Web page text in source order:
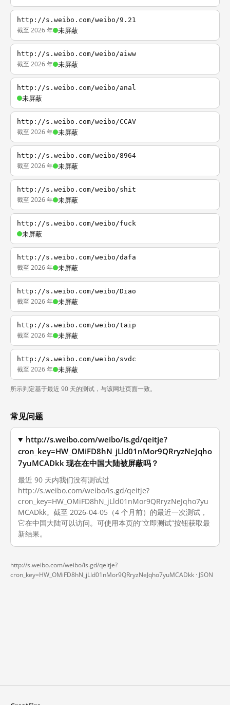
http://s.weibo.com/weibo/9.21
截至 2026 年 未屏蔽
http://s.weibo.com/weibo/aiww
截至 2026 年 未屏蔽
http://s.weibo.com/weibo/anal
未屏蔽
http://s.weibo.com/weibo/CCAV
截至 2026 年 未屏蔽
http://s.weibo.com/weibo/8964
截至 2026 年 未屏蔽
http://s.weibo.com/weibo/shit
截至 2026 年 未屏蔽
http://s.weibo.com/weibo/fuck
未屏蔽
http://s.weibo.com/weibo/dafa
截至 2026 年 未屏蔽
http://s.weibo.com/weibo/Diao
截至 2026 年 未屏蔽
http://s.weibo.com/weibo/taip
截至 2026 年 未屏蔽
http://s.weibo.com/weibo/svdc
截至 2026 年 未屏蔽
所示判定基于最近 90 天的测试，与该网址页面一致。
常见问题
http://s.weibo.com/weibo/is.gd/qeitje?
cron_key=HW_OMiFD8hN_jLld01nMor9QRryzNeJqho
7yuMCADkk 现在在中国大陆被屏蔽吗？
最近 90 天内我们没有测试过
http://s.weibo.com/weibo/is.gd/qeitje?
cron_key=HW_OMiFD8hN_jLld01nMor9QRryzNeJqho7yu
MCADkk。截至 2026-04-05（4 个月前）的最近一次测试，
它在中国大陆可以访问。可使用本页的“立即测试”按钮获取最
新结果。
http://s.weibo.com/weibo/is.gd/qeitje?
cron_key=HW_OMiFD8hN_jLld01nMor9QRryzNeJqho7yuMCADkk · JSON